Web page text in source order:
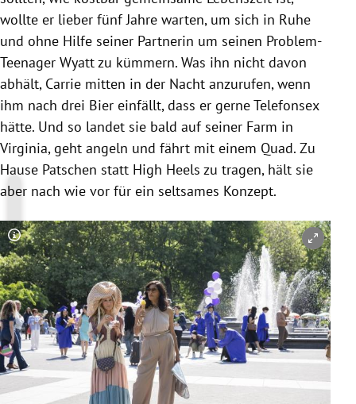
wollte er lieber fünf Jahre warten, um sich in Ruhe
und ohne Hilfe seiner Partnerin um seinen Problem-
Teenager Wyatt zu kümmern. Was ihn nicht davon
abhält, Carrie mitten in der Nacht anzurufen, wenn
ihm nach drei Bier einfällt, dass er gerne Telefonsex
hätte. Und so landet sie bald auf seiner Farm in
Virginia, geht angeln und fährt mit einem Quad. Zu
Hause Patschen statt High Heels zu tragen, hält sie
aber nach wie vor für ein seltsames Konzept.
Copyright-Hinweis öffnen/schließen